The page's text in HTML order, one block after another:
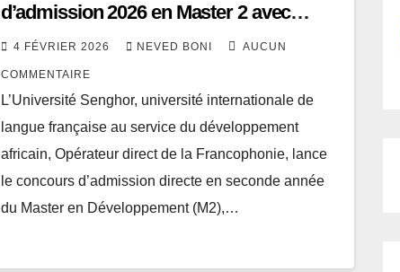
d’admission 2026 en Master 2 avec
bourses à la clé
4 FÉVRIER 2026 NEVED BONI AUCUN
COMMENTAIRE
L’Université Senghor, université internationale de
langue française au service du développement
africain, Opérateur direct de la Francophonie, lance
le concours d’admission directe en seconde année
du Master en Développement (M2),…